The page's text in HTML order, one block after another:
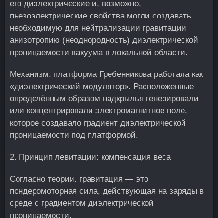
его диэлектрические и, возможно,
пьезоэлектрические свойства могли создавать
необходимую для нейтрализации гравитации
анизотропию (неоднородность) диэлектрической
проницаемости вакуума в локальной области.
Механизм: платформа Гребенникова работала как
«диэлектрический модулятор». Расположенные
определённым образом надкрылья генерировали
или концентрировали электромагнитное поле,
которое создавало градиент диэлектрической
проницаемости под платформой.
2. Принцип левитации: компенсация веса
Согласно теории, гравитация — это
пондеромоторная сила, действующая на заряды в
среде с градиентом диэлектрической
проницаемости.